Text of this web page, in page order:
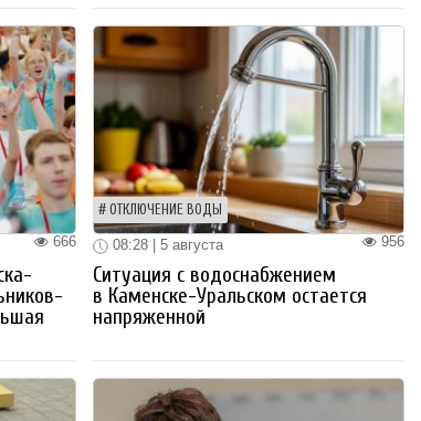
666
ОТКЛЮЧЕНИЕ ВОДЫ
956
08:28 | 5 августа
Ситуация с водоснабжением
в Каменске-Уральском остается
напряженной